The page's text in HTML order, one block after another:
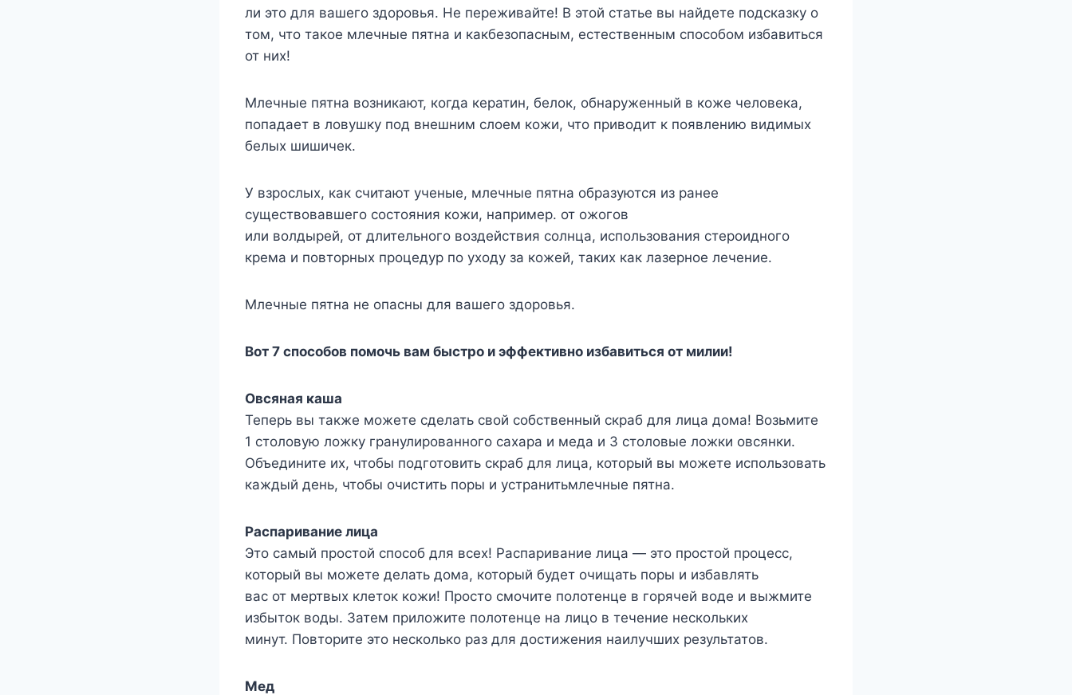
ли это для вашего здоровья. Не переживайте! В этой статье вы найдете подсказку о
том, что такое млечные пятна и какбезопасным, естественным способом избавиться
от них!
Млечные пятна возникают, когда кератин, белок, обнаруженный в коже человека,
попадает в ловушку под внешним слоем кожи, что приводит к появлению видимых
белых шишичек.
У взрослых, как считают ученые, млечные пятна образуются из ранее
существовавшего состояния кожи, например. от ожогов
или волдырей, от длительного воздействия солнца, использования стероидного
крема и повторных процедур по уходу за кожей, таких как лазерное лечение.
Млечные пятна не опасны для вашего здоровья.
Вот 7 способов помочь вам быстро и эффективно избавиться от милии!
Овсяная каша
Теперь вы также можете сделать свой собственный скраб для лица дома! Возьмите
1 столовую ложку гранулированного сахара и меда и 3 столовые ложки овсянки.
Объедините их, чтобы подготовить скраб для лица, который вы можете использовать
каждый день, чтобы очистить поры и устранитьмлечные пятна.
Распаривание лица
Это самый простой способ для всех! Распаривание лица — это простой процесс,
который вы можете делать дома, который будет очищать поры и избавлять
вас от мертвых клеток кожи! Просто смочите полотенце в горячей воде и выжмите
избыток воды. Затем приложите полотенце на лицо в течение нескольких
минут. Повторите это несколько раз для достижения наилучших результатов.
Мед